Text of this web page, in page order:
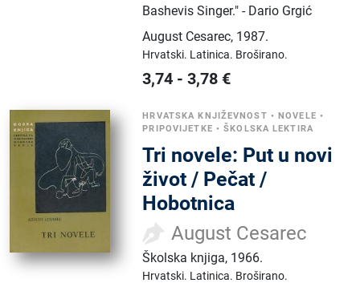
Bashevis Singer." - Dario Grgić
August Cesarec, 1987.
Hrvatski. Latinica. Broširano.
3,74 -3,78 €
HRVATSKA KNJIŽEVNOST •NOVELE •
PRIPOVIJETKE •ŠKOLSKA LEKTIRA
Tri novele: Put u novi
život / Pečat /
Hobotnica
August Cesarec
Školska knjiga, 1966.
Hrvatski. Latinica. Broširano.